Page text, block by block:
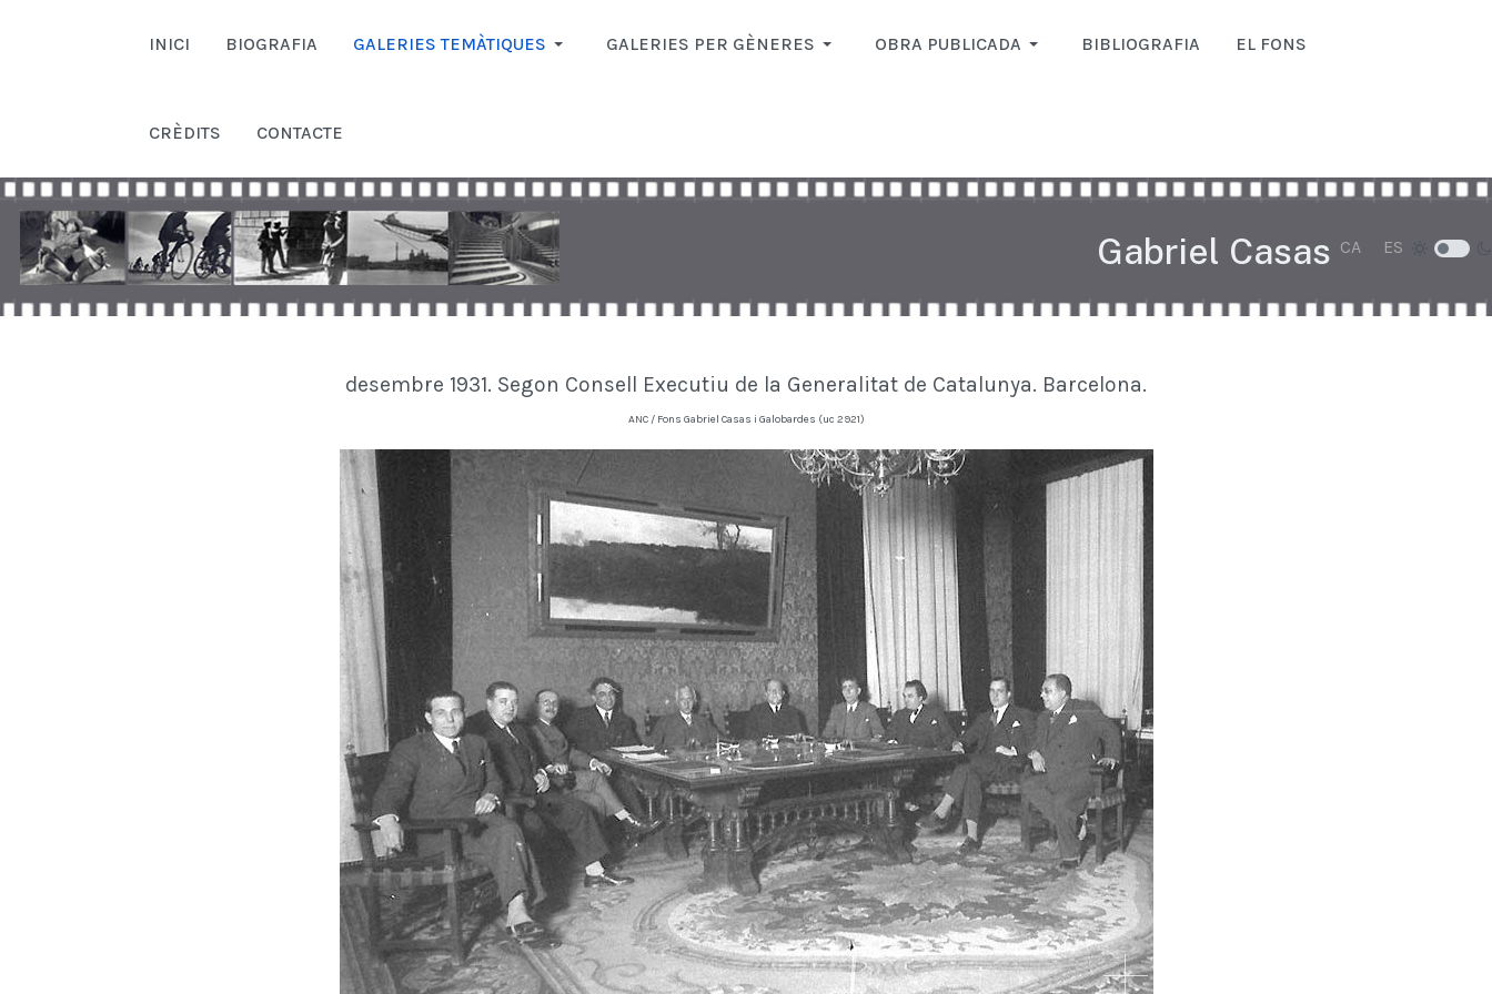
INICI BIOGRAFIA GALERIES TEMÀTIQUES GALERIES PER GÈNERES OBRA PUBLICADA BIBLIOGRAFIA EL FONS
CRÈDITS CONTACTE
Gabriel Casas Seleccioni el seu
CA ES
desembre 1931. Segon Consell Executiu de la Generalitat de Catalunya. Barcelona.
ANC / Fons Gabriel Casas i Galobardes (uc 2921)